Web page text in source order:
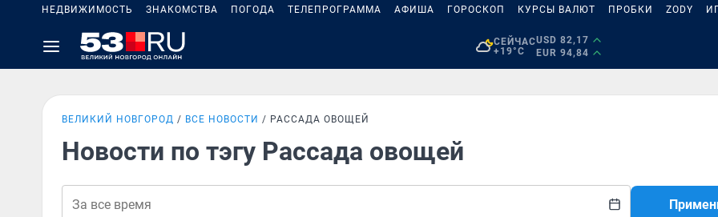
НЕДВИЖИМОСТЬ ЗНАКОМСТВА ПОГОДА ТЕЛЕПРОГРАММА АФИША ГОРОСКОП КУРСЫ ВАЛЮТ ПРОБКИ ZODY
СЕЙЧАС
+19°C
USD 82,17
EUR 94,84
ВЕЛИКИЙ НОВГОРОД ВСЕ НОВОСТИ РАССАДА ОВОЩЕЙ
Новости по тэгу Рассада овощей